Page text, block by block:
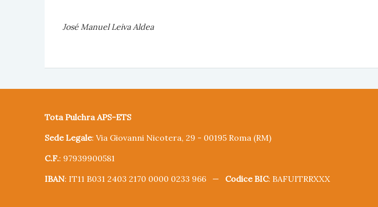
José Manuel Leiva Aldea
Tota Pulchra APS-ETS
Sede Legale: Via Giovanni Nicotera, 29 - 00195 Roma (RM)
C.F.: 97939900581
IBAN: IT11 B031 2403 2170 0000 0233 966 — Codice BIC: BAFUITRRXXX